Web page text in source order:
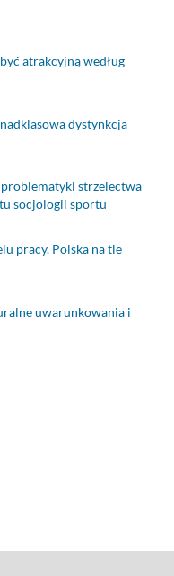
atrakcyjną według
dystynkcja
strzelectwa
socjologii sportu
pracy. Polska na tle
uwarunkowania i